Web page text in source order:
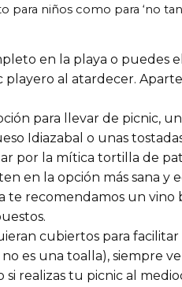
niños como para ‘no
en la playa o puedes
al atardecer.
para llevar de picnic,
Idiazabal o unas
por la mítica tortilla de
en la opción más sana y
te recomendamos un vino
cubiertos para facilitar
es una toalla), siempre
realizas tu picnic al